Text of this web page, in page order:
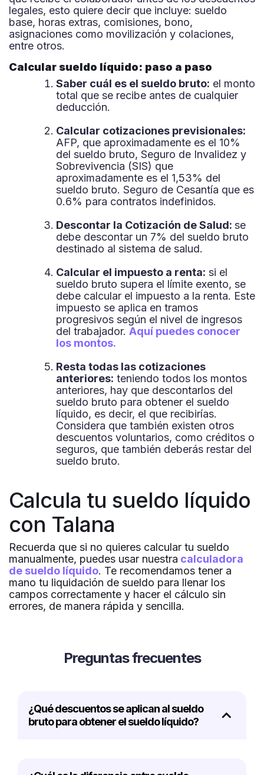
legales, esto quiere decir que incluye: sueldo
base, horas extras, comisiones, bono,
asignaciones como movilización y colaciones,
entre otros.
Calcular sueldo líquido: paso a paso
Saber cuál es el sueldo bruto: el monto
total que se recibe antes de cualquier
deducción.
Calcular cotizaciones previsionales:
AFP, que aproximadamente es el 10%
del sueldo bruto, Seguro de Invalidez y
Sobrevivencia (SIS) que
aproximadamente es el 1,53% del
sueldo bruto. Seguro de Cesantía que es
0.6% para contratos indefinidos.
Descontar la Cotización de Salud: se
debe descontar un 7% del sueldo bruto
destinado al sistema de salud.
Calcular el impuesto a renta: si el
sueldo bruto supera el límite exento, se
debe calcular el impuesto a la renta. Este
impuesto se aplica en tramos
progresivos según el nivel de ingresos
del trabajador. Aquí puedes conocer
los montos.
Resta todas las cotizaciones
anteriores: teniendo todos los montos
anteriores, hay que descontarlos del
sueldo bruto para obtener el sueldo
líquido, es decir, el que recibirías.
Considera que también existen otros
descuentos voluntarios, como créditos o
seguros, que también deberás restar del
sueldo bruto.
Calcula tu sueldo líquido
con Talana
Recuerda que si no quieres calcular tu sueldo
manualmente, puedes usar nuestra calculadora
de sueldo líquido. Te recomendamos tener a
mano tu liquidación de sueldo para llenar los
campos correctamente y hacer el cálculo sin
errores, de manera rápida y sencilla.
Preguntas frecuentes
¿Qué descuentos se aplican al sueldo
bruto para obtener el sueldo líquido?